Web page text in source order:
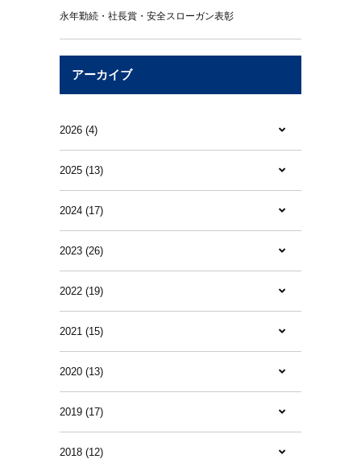
永年勤続・社長賞・安全スローガン表彰
アーカイブ
2026 (4)
2025 (13)
2024 (17)
2023 (26)
2022 (19)
2021 (15)
2020 (13)
2019 (17)
2018 (12)